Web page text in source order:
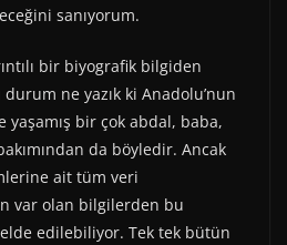
sanıyorum.
bir biyografik bilgiden
ne yazık ki Anadolu’nun
yaşamış bir çok abdal, baba,
da böyledir. Ancak
ait tüm veri
var olan bilgilerden bu
edilebiliyor. Tek tek bütün